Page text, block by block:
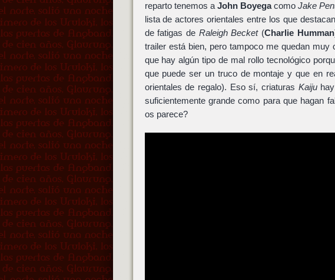
reparto tenemos a John Boyegacomo Jake
lista de actores orientales entre los que destacan
de fatigas de Raleigh Becket(Charlie Humman
trailer está bien, pero tampoco me quedan
que hay algún tipo de mal rollo tecnológico
que puede ser un truco de montaje y que en
orientales de regalo). Eso sí, criaturas Kaijuhay
suficientemente grande como para que hagan
os parece?